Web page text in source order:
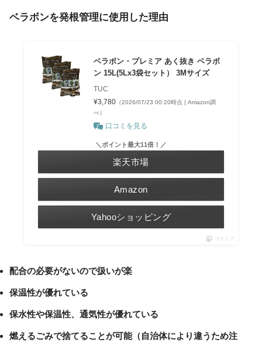
ベラボンを発根管理に使用した理由
ベラボン・プレミア あく抜き ベラボ
ン 15L(5Lx3袋セット） 3Mサイズ
TUC
¥3,780 （2026/07/23 00:20時点 | Amazon調
べ）
口コミを見る
Amazon
＼ポイント最大11倍！／
楽天市場
Yahooショッピング
ポチップ
配合の必要がないので扱いが楽
保温性が優れている
保水性や保温性、通気性が優れている
燃えるごみで捨てることが可能（自治体により違うため注